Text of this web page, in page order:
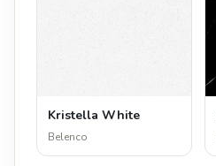
Kristella White
Belenco